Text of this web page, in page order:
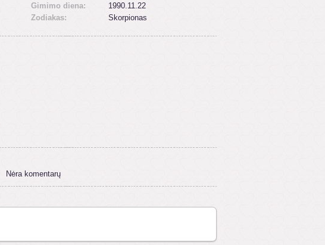
Gimimo diena:
1990.11.22
Zodiakas:
Skorpionas
Nėra komentarų